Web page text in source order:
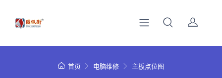
首页 电脑维修 主板点位图